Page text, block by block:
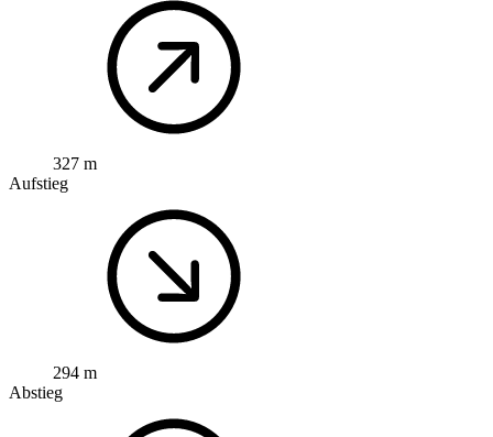
327 m
Aufstieg
294 m
Abstieg